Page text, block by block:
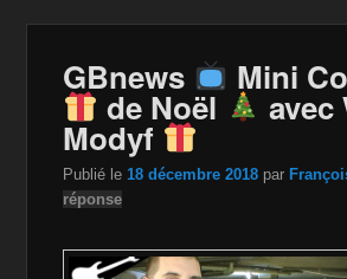
o
k
W
is
h
k
GBnews Mini
de Noël avec
Modyf
Publié le18 décembre 2018 par
réponse